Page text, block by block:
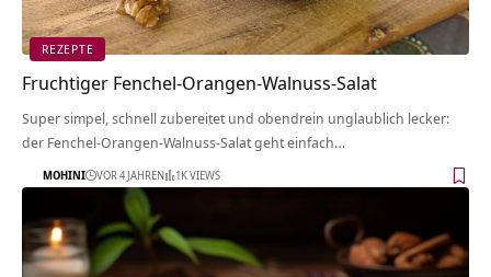
REZEPTE
Fruchtiger Fenchel-Orangen-Walnuss-Salat
Super simpel, schnell zubereitet und obendrein unglaublich lecker:
der Fenchel-Orangen-Walnuss-Salat geht einfach…
MOHINI VOR 4 JAHREN 1K VIEWS